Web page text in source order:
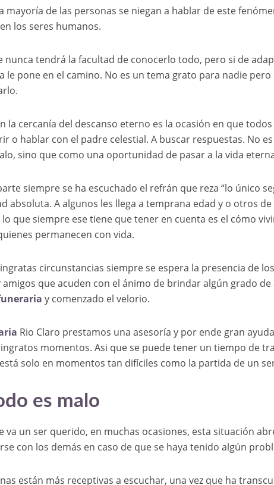
mayoría de las personas se niegan a hablar de este
los seres humanos.
nunca tendrá la facultad de conocerlo todo, pero si de
le pone en el camino. No es un tema grato para nadie
la cercanía del descanso eterno es la ocasión en que
o hablar con el padre celestial. A buscar respuestas. No
sino que como una oportunidad de pasar a la vida
siempre se ha escuchado el refrán que reza “lo único
absoluta. A algunos les llega a temprana edad y o otros
que siempre ese tiene que tener en cuenta es el cómo
permanecen con vida.
circunstancias siempre se espera la presencia de
que acuden con el ánimo de brindar algún grado de
y comenzado el velorio.
Rio Claro prestamos una asesoría y por ende gran
momentos. Asi que se puede tener un tiempo de
solo en momentos tan difíciles como la partida de un
es malo
va un ser querido, en muchas ocasiones, esta situación
con los demás en caso de que se haya tenido algún
están más receptivas a escuchar, una vez que ha